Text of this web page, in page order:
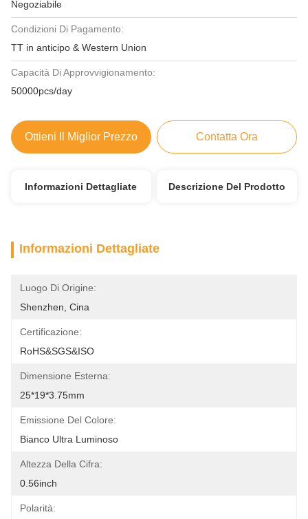
Negoziabile
Condizioni Di Pagamento:
TT in anticipo & Western Union
Capacità Di Approvvigionamento:
50000pcs/day
Ottieni Il Miglior Prezzo Contatta Ora
Informazioni Dettagliate Descrizione Del Prodotto
Informazioni Dettagliate
Luogo Di Origine:
Shenzhen, Cina
Certificazione:
RoHS&SGS&ISO
Dimensione Esterna:
25*19*3.75mm
Emissione Del Colore:
Bianco Ultra Luminoso
Altezza Della Cifra:
0.56inch
Polarità: